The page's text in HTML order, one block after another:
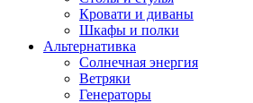
Кровати и диваны
Шкафы и полки
Альтернативка
Солнечная энергия
Ветряки
Генераторы